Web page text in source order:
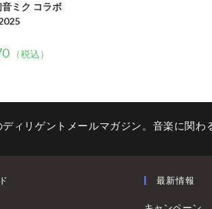
ミク コラボ
（税込）
ィリゲントメールマガジン。音楽に関わ
最新情報